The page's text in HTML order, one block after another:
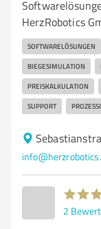
HerzRobotics
SOFTWARELÖSUNGEN
BIEGESIMULATION
PREISKALKULATION
SUPPORT
2